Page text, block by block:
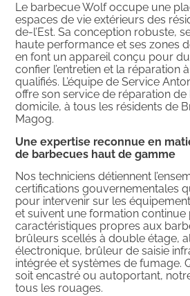
Le barbecue Wolf occupe une
espaces de vie extérieurs des
de-l’Est. Sa conception robuste,
haute performance et ses zones
en font un appareil conçu pour
confier l’entretien et la réparation
qualifiés. L’équipe de Service
offre son service de réparation
domicile, à tous les résidents de
Magog.
Une expertise reconnue en
de barbecues haut de gamme
Nos techniciens détiennent
certifications gouvernementales
pour intervenir sur les
et suivent une formation continue
caractéristiques propres aux
brûleurs scellés à double étage,
électronique, brûleur de saisie
intégrée et systèmes de fumage.
soit encastré ou autoportant,
tous les rouages.